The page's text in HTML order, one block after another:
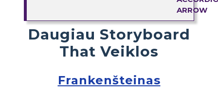
Daugiau Storyboard
That Veiklos
Frankenšteinas